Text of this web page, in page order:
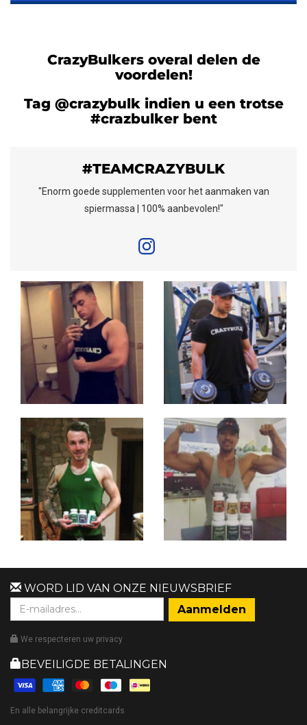
CrazyBulkers overal delen de
voordelen!
Tag @crazybulk indien u een trotse
#crazbulker bent
#TEAMCRAZYBULK
aanmaken van
"Doet de hype eer aan. Mijn kracht,
uithoudingsvermogen zijn
WORD LID VAN ONZE NIEUWSBRIEF
We respecteren uw privacy
BEVEILIGDE BETALINGEN
En alle belangrijke creditcards